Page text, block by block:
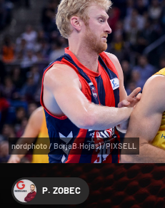
nordphoto / BorjaB.Hojas) /PIXSELL
P. ZOBEC